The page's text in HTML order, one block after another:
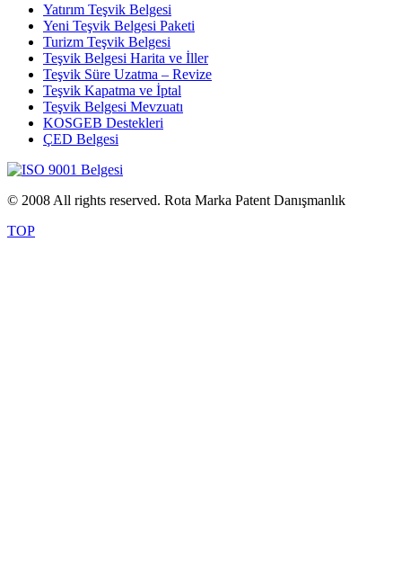
Yatırım Teşvik Belgesi
Yeni Teşvik Belgesi Paketi
Turizm Teşvik Belgesi
Teşvik Belgesi Harita ve İller
Teşvik Süre Uzatma – Revize
Teşvik Kapatma ve İptal
Teşvik Belgesi Mevzuatı
KOSGEB Destekleri
ÇED Belgesi
© 2008 All rights reserved. Rota Marka Patent Danışmanlık
TOP